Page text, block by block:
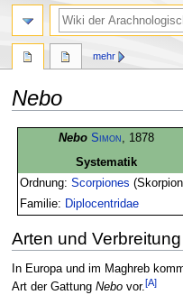
Nebo
Nebo Simon , 1878
Systematik
Ordnung:Scorpiones
Familie: Diplocentridae
Arten und Verbreitung
In Europa und im Maghreb
Art der Gattung Nebovor.[A]
mehr